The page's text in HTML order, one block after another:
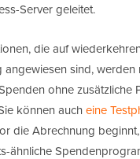
Server geleitet.
die auf
angewiesen sind, werden
ohne zusätzliche
können aucheine
die Abrechnung
ähnliche